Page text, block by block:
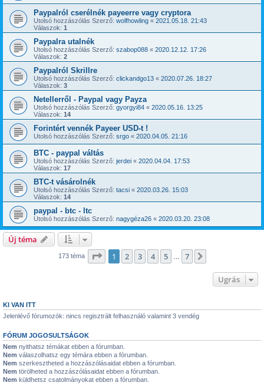
Paypalról cserélnék payeerre vagy cryptora
Utolsó hozzászólás Szerző: wolfhowling « 2021.05.18. 21:43
Válaszok: 1
Paypalra utalnék
Utolsó hozzászólás Szerző: szabop088 « 2020.12.12. 17:26
Válaszok: 2
Paypalról Skrillre
Utolsó hozzászólás Szerző: clickandgo13 « 2020.07.26. 18:27
Válaszok: 3
Netellerről - Paypal vagy Payza
Utolsó hozzászólás Szerző: gyorgyi84 « 2020.05.16. 13:25
Válaszok: 14
Forintért vennék Payeer USD-t !
Utolsó hozzászólás Szerző: srgo « 2020.04.05. 21:16
BTC - paypal váltás
Utolsó hozzászólás Szerző: jerdei « 2020.04.04. 17:53
Válaszok: 17
BTC-t vásárolnék
Utolsó hozzászólás Szerző: tacsi « 2020.03.26. 15:03
Válaszok: 14
paypal - btc - ltc
Utolsó hozzászólás Szerző: nagygéza26 « 2020.03.20. 23:08
Új téma
173 téma Oldal:1 7
1 2 3 4 5 7
Ugrás
KI VAN ITT
Jelenlévő fórumozók: nincs regisztrált felhasználó valamint 3 vendég
FÓRUM JOGOSULTSÁGOK
Nem nyithatsz témákat ebben a fórumban.
Nem válaszolhatsz egy témára ebben a fórumban.
Nem szerkesztheted a hozzászólásaidat ebben a fórumban.
Nem törölheted a hozzászólásaidat ebben a fórumban.
Nem küldhetsz csatolmányokat ebben a fórumban.